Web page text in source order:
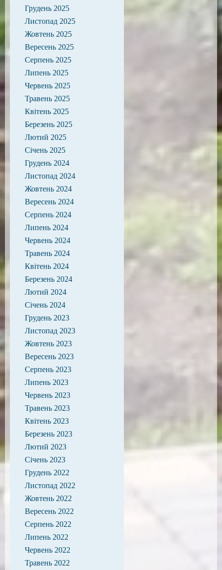
Грудень 2025
Листопад 2025
Жовтень 2025
Вересень 2025
Серпень 2025
Липень 2025
Червень 2025
Травень 2025
Квітень 2025
Березень 2025
Лютий 2025
Січень 2025
Грудень 2024
Листопад 2024
Жовтень 2024
Вересень 2024
Серпень 2024
Липень 2024
Червень 2024
Травень 2024
Квітень 2024
Березень 2024
Лютий 2024
Січень 2024
Грудень 2023
Листопад 2023
Жовтень 2023
Вересень 2023
Серпень 2023
Липень 2023
Червень 2023
Травень 2023
Квітень 2023
Березень 2023
Лютий 2023
Січень 2023
Грудень 2022
Листопад 2022
Жовтень 2022
Вересень 2022
Серпень 2022
Липень 2022
Червень 2022
Травень 2022